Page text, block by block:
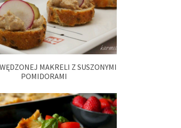
MAKRELI Z SUSZONYMI
POMIDORAMI